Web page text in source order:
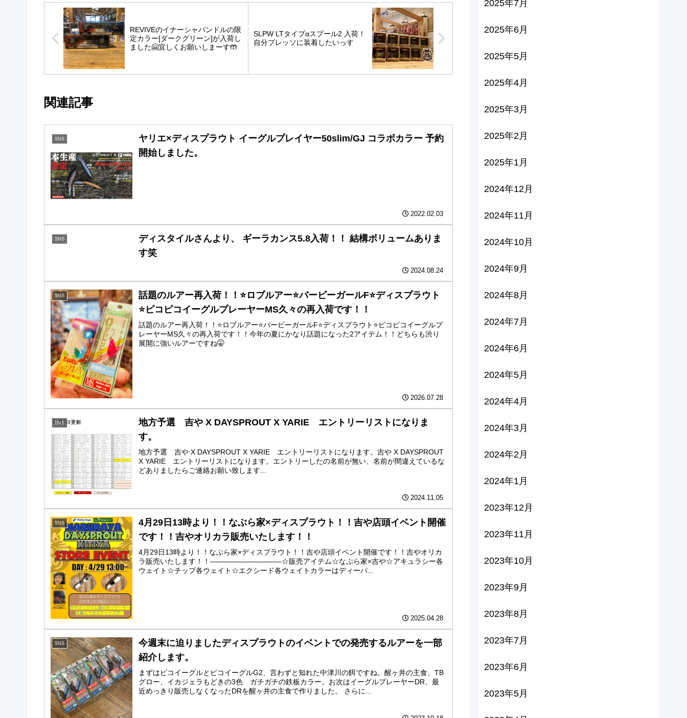
REVIVEのイナーシャバンドルの限
定カラー[ダークグリーン]が入荷し
ました🤗宜しくお願いしまーす🤲
SLPW LTタイプαスプール2 入荷！
自分プレッソに装着したいっす
関連記事
SNS
ヤリエ×ディスプラウト イーグルプレイヤー50slim/GJ コラボカラー 予約
開始しました。
2022.02.03
SNS
ディスタイルさんより、 ️ギーラカンス5.8入荷！！ 結構ボリュームありま
す笑
2024.08.24
SNS
話題のルアー再入荷！！⭐️ロブルアー⭐️バービーガールF⭐️ディスプラウト
⭐️ピコピコイーグルプレーヤーMS久々の再入荷です！！
話題のルアー再入荷！！⭐️ロブルアー⭐️バービーガールF⭐️ディスプラウト⭐️ピコピコイーグルプ
レーヤーMS久々の再入荷です！！今年の夏にかなり話題になった2アイテム！！どちらも渋り
展開に強いルアーですね🤫
2026.07.28
SNS
地方予選 吉や X DAYSPROUT X YARIE エントリーリストになりま
す。
地方予選 吉や X DAYSPROUT X YARIE エントリーリストになります。吉や X DAYSPROUT
X YARIE エントリーリストになります。エントリーしたの名前が無い、名前が間違えているな
どありましたらご連絡お願い致します...
2024.11.05
SNS
4月29日13時より！！なぶら家×ディスプラウト！！吉や店頭イベント開催
です！！吉やオリカラ販売いたします！！
4月29日13時より！！なぶら家×ディスプラウト！！吉や店頭イベント開催です！！吉やオリカ
ラ販売いたします！！――――――――――☆販売アイテム☆なぶら家×吉や☆アキュラシー各
ウェイト☆チップ各ウェイト☆エクシード各ウェイトカラーはディーパ...
2025.04.28
SNS
今週末に迫りましたディスプラウトのイベントでの発売するルアーを一部
紹介します。
まずはピコイーグルとピコイーグルG2、言わずと知れた中津川の餌ですね。醒ヶ井の主食、TB
グロー、イカジェラもどきの3色 ガチガチの鉄板カラー。お次はイーグルプレーヤーDR、最
近めっきり販売しなくなったDRを醒ヶ井の主食で作りました。 さらに...
2025年7月
2025年6月
2025年5月
2025年4月
2025年3月
2025年2月
2025年1月
2024年12月
2024年11月
2024年10月
2024年9月
2024年8月
2024年7月
2024年6月
2024年5月
2024年4月
2024年3月
2024年2月
2024年1月
2023年12月
2023年11月
2023年10月
2023年9月
2023年8月
2023年7月
2023年6月
2023年5月